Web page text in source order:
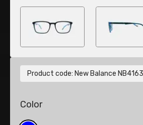
Product code: New Balance
Color